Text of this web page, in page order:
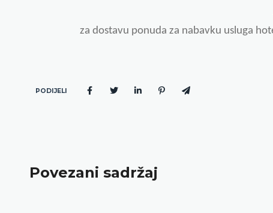
za dostavu ponuda za nabavku usluga
PODIJELI
Povezani sadržaj